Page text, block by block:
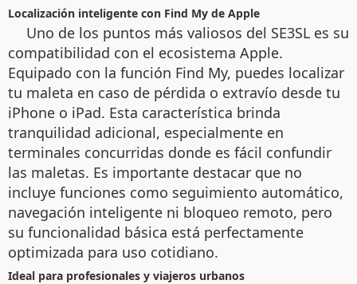
Localización inteligente con Find My de Apple
Uno de los puntos más valiosos del SE3SL es su
compatibilidad con el ecosistema Apple.
Equipado con la función Find My, puedes localizar
tu maleta en caso de pérdida o extravío desde tu
iPhone o iPad. Esta característica brinda
tranquilidad adicional, especialmente en
terminales concurridas donde es fácil confundir
las maletas. Es importante destacar que no
incluye funciones como seguimiento automático,
navegación inteligente ni bloqueo remoto, pero
su funcionalidad básica está perfectamente
optimizada para uso cotidiano.
Ideal para profesionales y viajeros urbanos